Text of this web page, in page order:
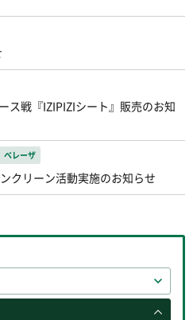
ス戦『IZIPIZIシート』販売のお知
ベレーザ
クリーン活動実施のお知らせ